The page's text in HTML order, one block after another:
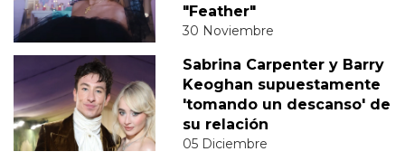
"Feather"
30 Noviembre
Sabrina Carpenter y Barry
Keoghan supuestamente
'tomando un descanso' de
su relación
05 Diciembre